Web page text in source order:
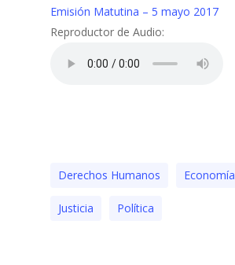
Emisión Matutina – 5 mayo 2017
Reproductor de Audio:
Derechos Humanos Economía
Justicia Polí­tica